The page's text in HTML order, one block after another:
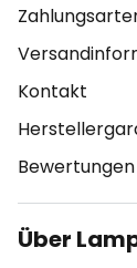
Kontakt
Bewertungen
Über